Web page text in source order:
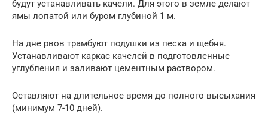
будут устанавливать качели. Для этого в земле делают
ямы лопатой или буром глубиной 1 м.
На дне рвов трамбуют подушки из песка и щебня.
Устанавливают каркас качелей в подготовленные
углубления и заливают цементным раствором.
Оставляют на длительное время до полного высыхания
(минимум 7-10 дней).